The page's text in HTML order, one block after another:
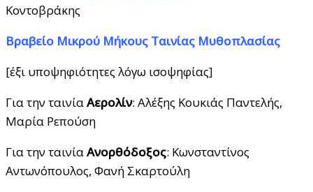
Κοντοβράκης
Βραβείο Μικρού Μήκους Ταινίας Μυθοπλασίας
[έξι υποψηφιότητες λόγω ισοψηφίας]
Για την ταινίαΑερολίν: Αλέξης Κουκιάς Παντελής,
Μαρία Ρεπούση
Για την ταινίαΑνορθόδοξος: Κωνσταντίνος
Αντωνόπουλος, Φανή Σκαρτούλη